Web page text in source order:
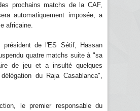
prochains matchs de la CAF,
automatiquement imposée, a
africaine.
de l'ES Sétif, Hassan
quatre matchs suite à "sa
de jeu et a insulté quelques
du Raja Casablanca",
le premier responsable du